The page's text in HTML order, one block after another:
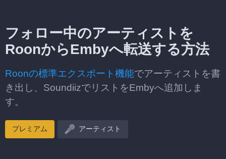
フォロー中のアーティストを
RoonからEmbyへ転送する方法
Roonの標準エクスポート機能でアーティストを書
き出し、SoundiizでリストをEmbyへ追加しま
す。
プレミアム アーティスト